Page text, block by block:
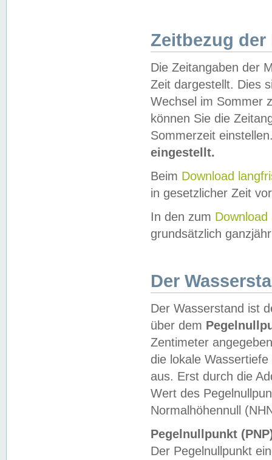
Zeitbezug der
Die Zeitangaben der
Zeit dargestellt. Dies
Wechsel im Sommer
können Sie die
Sommerzeit
eingestellt.
Beim Download
in gesetzlicher Zeit
In den zum Download
grundsätzlich
Der
Der Wasserstand ist
über dem
Zentimeter
die lokale
aus. Erst durch die
Wert des
Normalhöhennull
Pegelnullpunkt
Der Pegelnullpunkt